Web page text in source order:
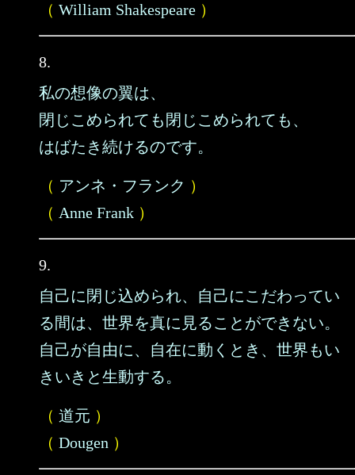
（ William Shakespeare ）
8.
私の想像の翼は、
閉じこめられても閉じこめられても、
はばたき続けるのです。
（ アンネ・フランク ）
（ Anne Frank ）
9.
自己に閉じ込められ、自己にこだわってい
る間は、世界を真に見ることができない。
自己が自由に、自在に動くとき、世界もい
きいきと生動する。
（ 道元 ）
（ Dougen ）